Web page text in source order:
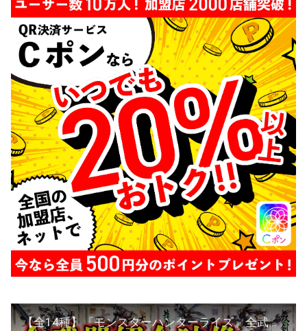
【全14種】『モンスターハンターライズ』全武器紹介動画まとめ